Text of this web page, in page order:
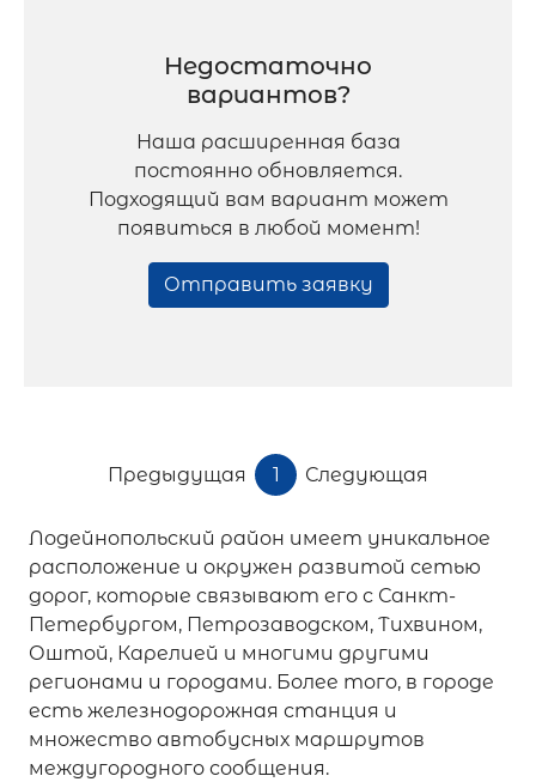
Недостаточно
вариантов?
Наша расширенная база
постоянно обновляется.
Подходящий вам вариант может
появиться в любой момент!
Отправить заявку
Предыдущая 1 Следующая
Лодейнопольский район имеет уникальное
расположение и окружен развитой сетью
дорог, которые связывают его с Санкт-
Петербургом, Петрозаводском, Тихвином,
Оштой, Карелией и многими другими
регионами и городами. Более того, в городе
есть железнодорожная станция и
множество автобусных маршрутов
междугородного сообщения.